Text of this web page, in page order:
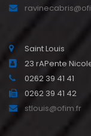
Saint Louis
23 rAPente
0262 39 41 41
0262 39 41 42
stlouis@ofim.fr